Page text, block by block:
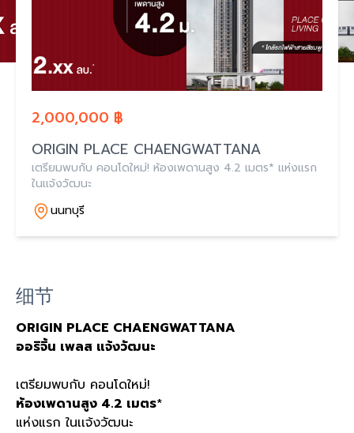
2,000,000 ฿
ORIGIN PLACE CHAENGWATTANA
เตรียมพบกับ คอนโดใหม่! ห้องเพดานสูง 4.2 เมตร* แห่งแรก
ในเเจ้งวัฒนะ
นนทบุรี
细节
ORIGIN PLACE CHAENGWATTANA
ออริจิ้น เพลส แจ้งวัฒนะ
เตรียมพบกับ คอนโดใหม่!
ห้องเพดานสูง 4.2 เมตร*
แห่งแรก ในเเจ้งวัฒนะ